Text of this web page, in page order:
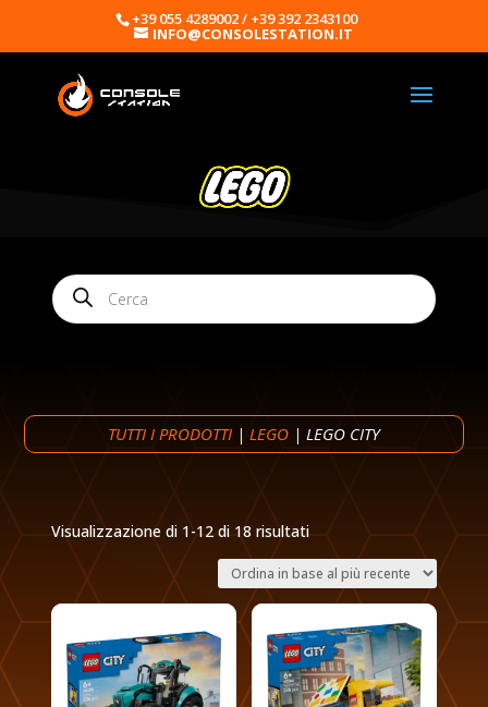
+39 055 4289002 / +39 392 2343100
INFO@CONSOLESTATION.IT
Products
search
TUTTI I PRODOTTI | LEGO | LEGO CITY
Visualizzazione di 1-12 di 18 risultatiOrdina
in
base
al
più
recente